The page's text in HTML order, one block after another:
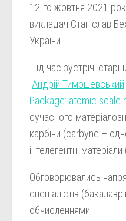
12-го жовтня 2021
викладач Станіслав
України.
Під час зустрічі
Андрій Тимошевський
Package: atomic scale
сучасного
карбіни (carbyne –
інтелегентні матеріали
Обговорювались
спеціалістів
обчисленнями.